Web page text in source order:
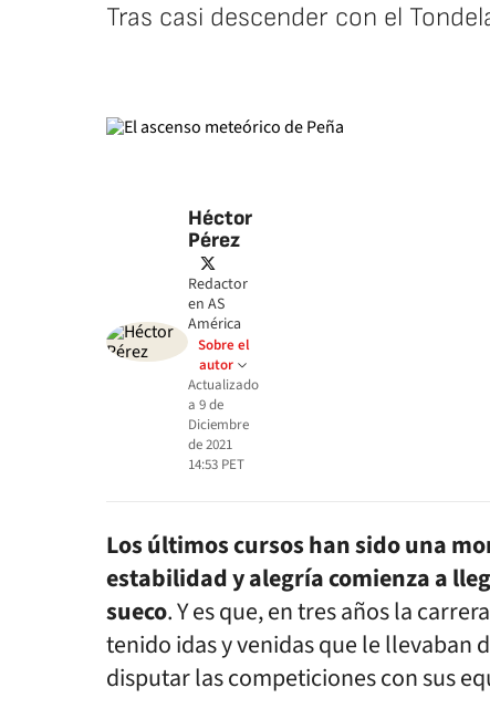
Tras casi descender con el
Héctor
Pérez
twitter
Redactor
en AS
América
Sobre el
autor
Actualizado
a 9 de
Diciembre
de 2021
14:53 PET
Los últimos cursos han sido una
estabilidad y alegría comienza a
sueco. Y es que, en tres años la
tenido idas y venidas que le llevaban
disputar las competiciones con sus